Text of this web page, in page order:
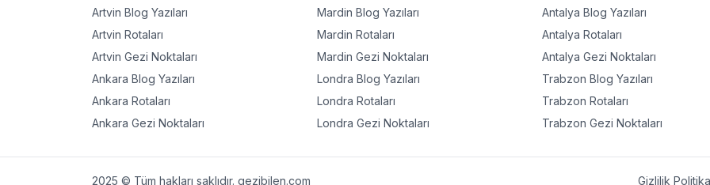
Artvin Blog Yazıları
Artvin Rotaları
Artvin Gezi Noktaları
Ankara Blog Yazıları
Ankara Rotaları
Ankara Gezi Noktaları
Mardin Blog Yazıları
Mardin Rotaları
Mardin Gezi Noktaları
Londra Blog Yazıları
Londra Rotaları
Londra Gezi Noktaları
Antalya Blog Yazıları
Antalya Rotaları
Antalya Gezi Noktaları
Trabzon Blog Yazıları
Trabzon Rotaları
Trabzon Gezi Noktaları
2025 © Tüm hakları saklıdır. gezibilen.com Gizlilik